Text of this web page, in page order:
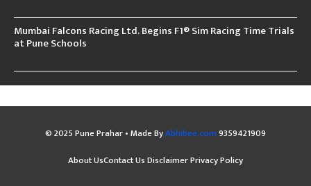
Mumbai Falcons Racing Ltd. Begins F1® Sim Racing Time Trials
at Pune Schools
© 2025 Pune Prahar • Made ByAbhibee.com9359421909
About UsContact UsDisclaimerPrivacy Policy